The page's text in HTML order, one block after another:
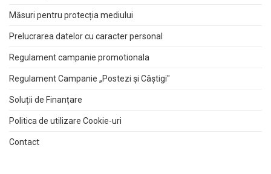
Măsuri pentru protecția mediului
Prelucrarea datelor cu caracter personal
Regulament campanie promotionala
Regulament Campanie „Postezi și Câștigi"
Soluții de Finanțare
Politica de utilizare Cookie-uri
Contact